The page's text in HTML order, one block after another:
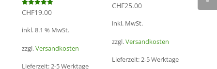
Bewertet mit
5.00
CHF19.00
inkl. 8.1 % MwSt.
zzgl.Versandkosten
Lieferzeit:2-5 Werktage
Bewertet mit
5.00
CHF25.00
inkl. MwSt.
zzgl.Versandkosten
Lieferzeit:2-5 Werktage